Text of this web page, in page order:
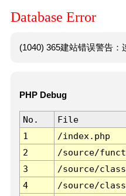
Database Error
(1040) 365建站错误警告：
PHP Debug
No. File
1
/index.php
2
/source/
3
/source/
4
/source/